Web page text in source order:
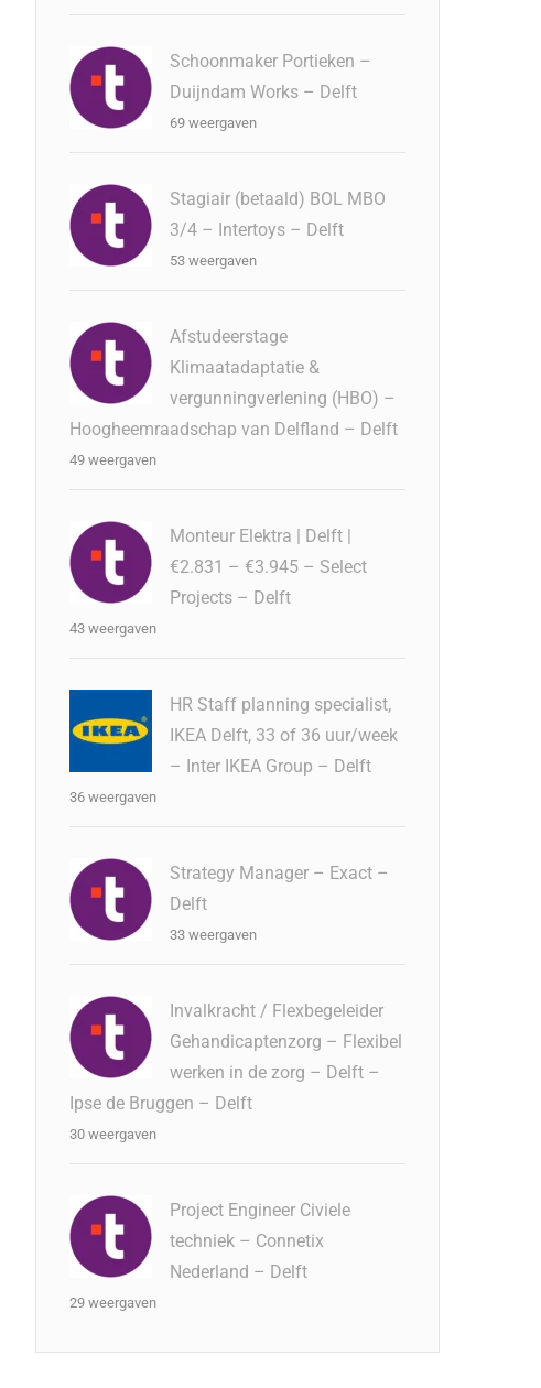
Schoonmaker Portieken –
Duijndam Works – Delft
69 weergaven
Stagiair (betaald) BOL MBO
3/4 – Intertoys – Delft
53 weergaven
Afstudeerstage
Klimaatadaptatie &
vergunningverlening (HBO) –
Hoogheemraadschap van Delfland – Delft
49 weergaven
Monteur Elektra | Delft |
€2.831 – €3.945 – Select
Projects – Delft
43 weergaven
HR Staff planning specialist,
IKEA Delft, 33 of 36 uur/week
– Inter IKEA Group – Delft
36 weergaven
Strategy Manager – Exact –
Delft
33 weergaven
Invalkracht / Flexbegeleider
Gehandicaptenzorg – Flexibel
werken in de zorg – Delft –
Ipse de Bruggen – Delft
30 weergaven
Project Engineer Civiele
techniek – Connetix
Nederland – Delft
29 weergaven